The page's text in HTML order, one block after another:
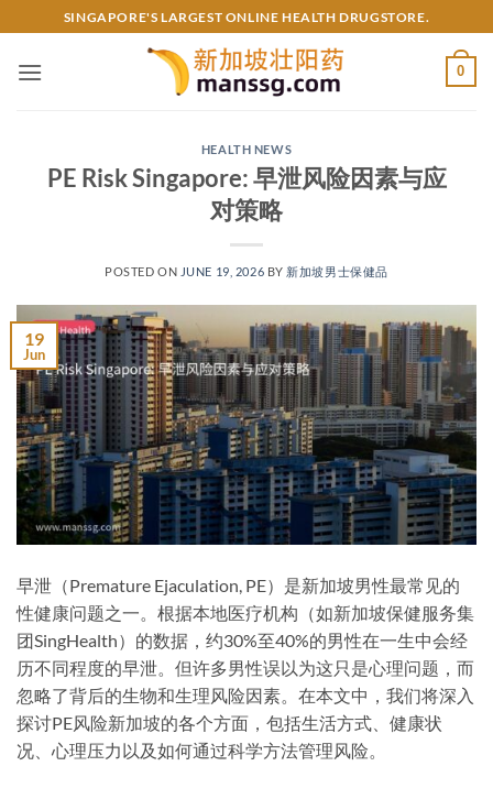
to
content
SINGAPORE'S LARGEST ONLINE HEALTH DRUGSTORE.
0
HEALTH NEWS
PE Risk Singapore: 早泄风险因素与应
对策略
POSTED ON JUNE 19, 2026 BY 新加坡男士保健品
19
Jun
早泄（Premature Ejaculation, PE）是新加坡男性最常见的
性健康问题之一。根据本地医疗机构（如新加坡保健服务集
团SingHealth）的数据，约30%至40%的男性在一生中会经
历不同程度的早泄。但许多男性误以为这只是心理问题，而
忽略了背后的生物和生理风险因素。在本文中，我们将深入
探讨PE风险新加坡的各个方面，包括生活方式、健康状
况、心理压力以及如何通过科学方法管理风险。